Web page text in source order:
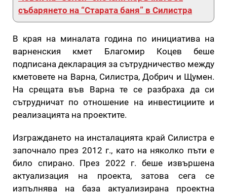
събарянето на “Старата баня” в Силистра
В края на миналата година по инициатива на
варненския кмет Благомир Коцев беше
подписана декларация за сътрудничество между
кметовете на Варна, Силистра, Добрич и Щумен.
На срещата във Варна те се разбраха да си
сътрудничат по отношение на инвестициите и
реализацията на проектите.
Изграждането на инсталацията край Силистра е
започнало през 2012 г., като на няколко пъти е
било спирано. През 2022 г. беше извършена
актуализация на проекта, затова сега се
изпълнява на база актуализирана проектна